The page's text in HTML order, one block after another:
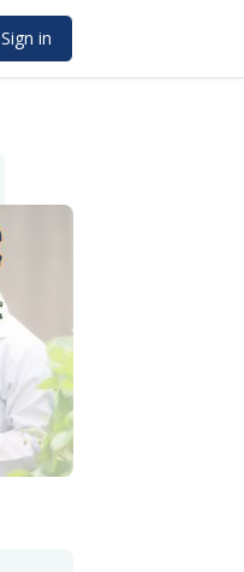
Sign in